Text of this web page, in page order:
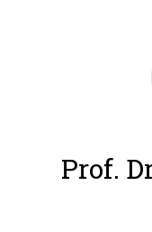
Prof.